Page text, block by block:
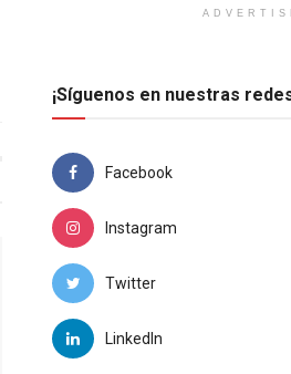
¡Síguenos en nuestras
Facebook
Instagram
Twitter
LinkedIn